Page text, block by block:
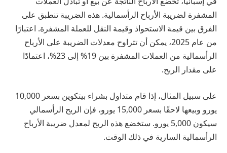
المشفرة لضريبة الأرباح الرأسمالية. هذه الضريبة تنطبق على
الفرق بين قيمة الاستحواذ وقيمة النقل للعملة المشفرة. اعتبارًا
من عام 2025، يمكن أن تتراوح معدلات الضريبة على الأرباح
الرأسمالية من العملات المشفرة بين 19% إلى 23%، اعتمادًا
على مقدار الربح.
على سبيل المثال، إذا قام متداول بشراء بيتكوين بسعر 10,000
يورو وبيعها لاحقًا بسعر 15,000 يورو، فإن الربح الرأسمالي
سيكون 5,000 يورو. ستخضع هذه الربح لمعدل ضريبة الأرباح
الرأسمالية السارية في ذلك الوقت.